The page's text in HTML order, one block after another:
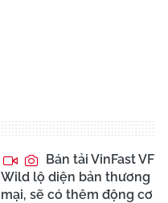
Bán tải VinFast VF
Wild lộ diện bản thương
mại, sẽ có thêm động cơ